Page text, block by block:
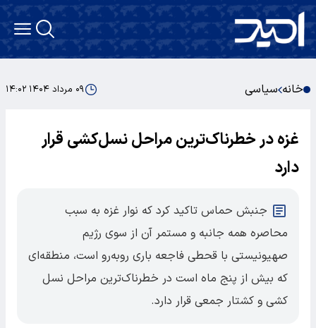
خانه سیاسی ۰۹ مرداد ۱۴۰۴ ۱۴:۰۲
غزه در خطرناک‌ترین مراحل نسل‌کشی قرار
دارد
جنبش حماس تاکید کرد که نوار غزه به سبب
محاصره همه جانبه و مستمر آن از سوی رژیم
صهیونیستی با قحطی فاجعه باری رو‌به‌رو است، منطقه‌ای
که بیش از پنج ماه است در خطرناک‌ترین مراحل نسل
کشی و کشتار جمعی قرار دارد.